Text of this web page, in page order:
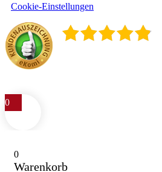
Cookie-Einstellungen
0
0
Warenkorb